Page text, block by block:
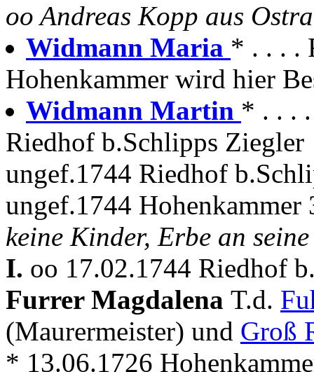
oo Andreas Kopp aus
Widmann Maria * . . . .
Hohenkammer wird hier
Widmann Martin * . . .
Riedhof b.Schlipps Ziegler
ungef.1744 Riedhof
ungef.1744 Hohenkammer
keine Kinder, Erbe an
I. oo 17.02.1744 Riedhof
Furrer Magdalena T.d.
(Maurermeister) und Groß
* 13.06.1726